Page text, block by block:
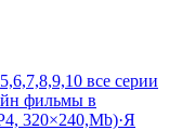
все серии
фильмы в
320×240,Mb)·Я